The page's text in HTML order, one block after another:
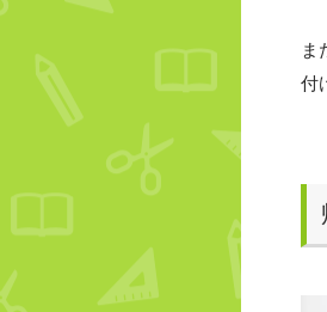
ま
付